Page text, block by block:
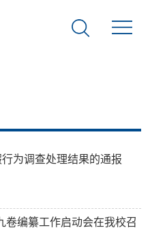
为调查处理结果的通报
卷编纂工作启动会在我校召